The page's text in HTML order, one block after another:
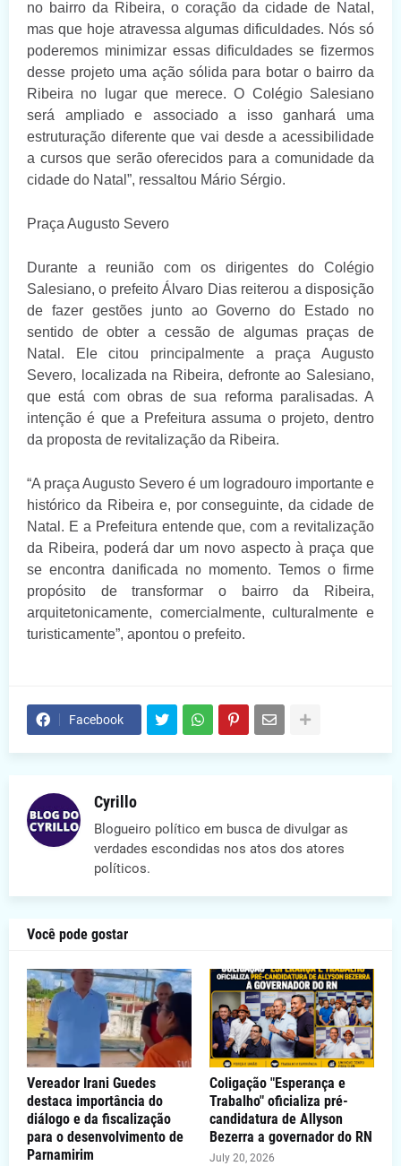
no bairro da Ribeira, o coração da cidade de Natal,
mas que hoje atravessa algumas dificuldades. Nós só
poderemos minimizar essas dificuldades se fizermos
desse projeto uma ação sólida para botar o bairro da
Ribeira no lugar que merece. O Colégio Salesiano
será ampliado e associado a isso ganhará uma
estruturação diferente que vai desde a acessibilidade
a cursos que serão oferecidos para a comunidade da
cidade do Natal”, ressaltou Mário Sérgio.
Praça Augusto Severo
Durante a reunião com os dirigentes do Colégio
Salesiano, o prefeito Álvaro Dias reiterou a disposição
de fazer gestões junto ao Governo do Estado no
sentido de obter a cessão de algumas praças de
Natal. Ele citou principalmente a praça Augusto
Severo, localizada na Ribeira, defronte ao Salesiano,
que está com obras de sua reforma paralisadas. A
intenção é que a Prefeitura assuma o projeto, dentro
da proposta de revitalização da Ribeira.
“A praça Augusto Severo é um logradouro importante e
histórico da Ribeira e, por conseguinte, da cidade de
Natal. E a Prefeitura entende que, com a revitalização
da Ribeira, poderá dar um novo aspecto à praça que
se encontra danificada no momento. Temos o firme
propósito de transformar o bairro da Ribeira,
arquitetonicamente, comercialmente, culturalmente e
turisticamente”, apontou o prefeito.
Facebook
Cyrillo
Blogueiro político em busca de divulgar as
verdades escondidas nos atos dos atores
políticos.
Você pode gostar
Vereador Irani Guedes
destaca importância do
diálogo e da fiscalização
para o desenvolvimento de
Parnamirim
Coligação "Esperança e
Trabalho" oficializa pré-
candidatura de Allyson
Bezerra a governador do RN
July 20, 2026